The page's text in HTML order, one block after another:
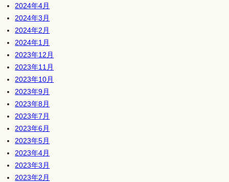
2024年4月
2024年3月
2024年2月
2024年1月
2023年12月
2023年11月
2023年10月
2023年9月
2023年8月
2023年7月
2023年6月
2023年5月
2023年4月
2023年3月
2023年2月